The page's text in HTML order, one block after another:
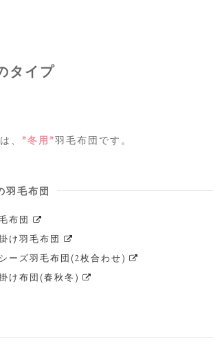
タイプ
、 ”冬用”羽毛布団です。
羽毛布団
布団
け羽毛布団
ーズ羽毛布団(2枚合わせ)
け布団(春秋冬)